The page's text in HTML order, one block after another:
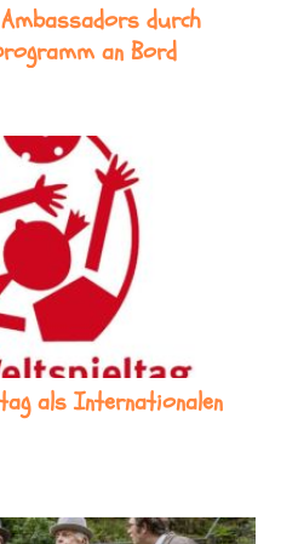
Ambassadors durch
an Bord
als Internationalen